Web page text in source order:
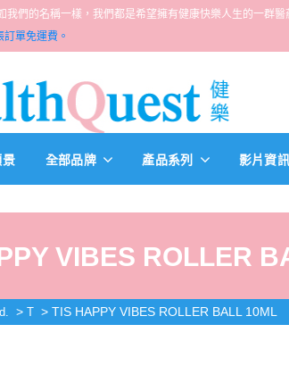
我們的名稱一樣，我們都是希望擁有健康快樂人生的一群
單免運費。
景 全部品牌 產品系列 影片資訊
VIBES ROLLER
> T > TIS HAPPY VIBES ROLLER BALL 10ML